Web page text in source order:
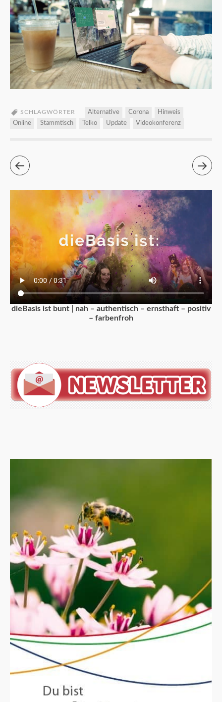
SCHLAGWÖRTER Alternative Corona
Hinweis
Online
Stammtisch Telko Update Videokonferenz
dieBasis ist bunt | nah – authentisch – ernsthaft – positiv
– farbenfroh